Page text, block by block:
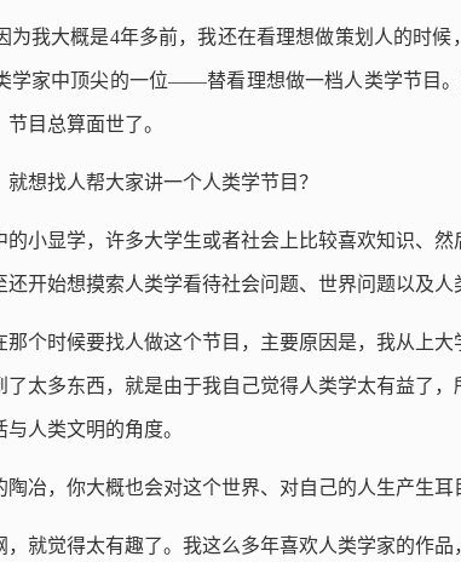
为我大概是4年多前，我还在看理想做策划人的时候
家中顶尖的一位——替看理想做一档人类学节目。
目总算面世了。
想找人帮大家讲一个人类学节目？
小显学，许多大学生或者社会上比较喜欢知识、
开始想摸索人类学看待社会问题、世界问题以及人
个时候要找人做这个节目，主要原因是，我从上大
太多东西，就是由于我自己觉得人类学太有益了，
人类文明的角度。
冶，你大概也会对这个世界、对自己的人生产生耳
就觉得太有趣了。我这么多年喜欢人类学家的作